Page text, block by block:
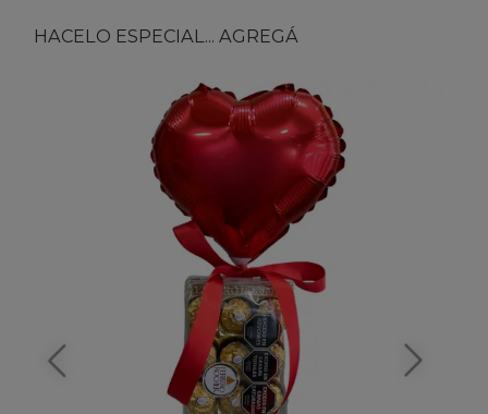
HACELO ESPECIAL... AGREGÁ